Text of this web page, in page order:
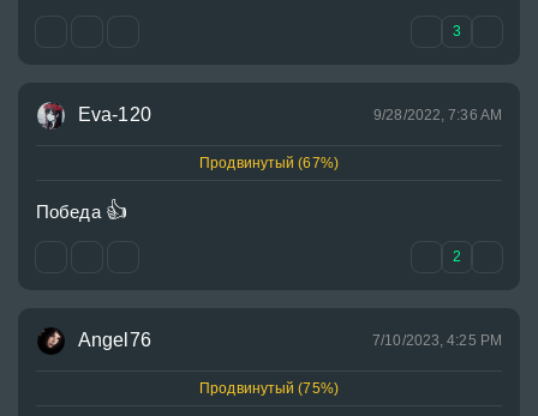
3
Eva-120 9/28/2022, 7:36 AM
Продвинутый (67%)
Победа 👍
2
Angel76 7/10/2023, 4:25 PM
Продвинутый (75%)